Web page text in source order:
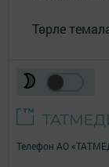
Төрле
Телефон АО